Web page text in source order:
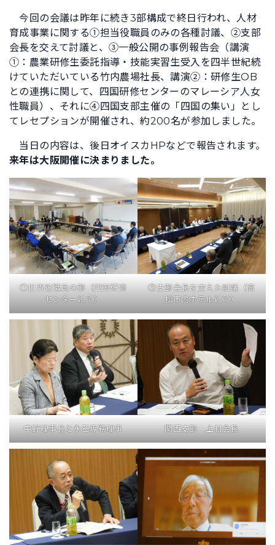
今回の会議は昨年に続き3部構成で終日行われ、人材
育成事業に関する①担当役職員のみの各種討議、②支部
会長を交えて討議と、③一般公開の事例報告会（講演
①：農業研修生委託指導・技能実習生受入を四半世紀続
けていただいている竹内農場社長、講演②：研修生OB
との連携に関して、四国研修センターのマレーシア人女
性職員）、それに④四国支部主催の「四国の集い」とし
てレセプションが開催され、約200名が参加しました。
当日の内容は、後日オイスカHPなどで報告されます。
来年は大阪開催に決まりました。
①担当役職員の部（四国研修
センターにて）
②支部会長を交えた討議（高
松市内ホテルにて）
中野理事長と永石専務理事 関西支部 上村会長